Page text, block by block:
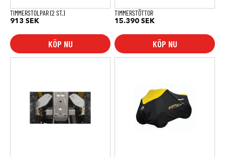
TIMMERSTOLPAR (2 ST.)
913 SEK
KÖP NU
TIMMERSTÖTTOR
15.390 SEK
KÖP NU